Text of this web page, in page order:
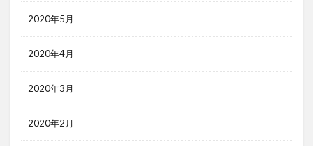
2020年5月
2020年4月
2020年3月
2020年2月